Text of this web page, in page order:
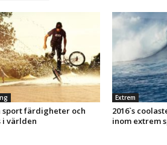
sport färdigheter och
i världen
Extrem
2016`s
inom extrem